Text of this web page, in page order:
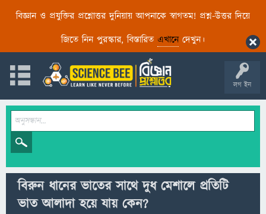
বিজ্ঞান ও প্রযুক্তির প্রশ্নোত্তর দুনিয়ায় আপনাকে স্বাগতম! প্রশ্ন-উত্তর দিয়ে
জিতে নিন পুরস্কার, বিস্তারিত এখানেদেখুন।
লগ ইন
বিরুন ধানের ভাতের সাথে দুধ মেশালে প্রতিটি
ভাত আলাদা হয়ে যায় কেন?